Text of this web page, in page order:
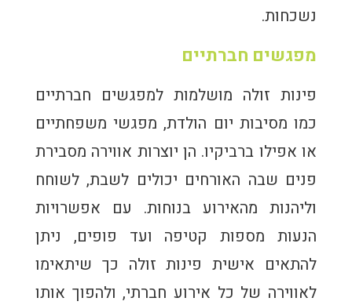
נשכחות.
מפגשים חברתיים
פינות זולה מושלמות למפגשים חברתיים
כמו מסיבות יום הולדת, מפגשי משפחתיים
או אפילו ברביקיו. הן יוצרות אווירה מסבירת
פנים שבה האורחים יכולים לשבת, לשוחח
וליהנות מהאירוע בנוחות. עם אפשרויות
הנעות מספות קטיפה ועד פופים, ניתן
להתאים אישית פינות זולה כך שיתאימו
לאווירה של כל אירוע חברתי, ולהפוך אותו